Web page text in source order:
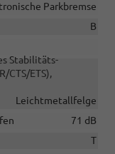
Parkbremse
B
Stabilitäts-
CTS/ETS),
Leichtmetallfelge
71 dB
T